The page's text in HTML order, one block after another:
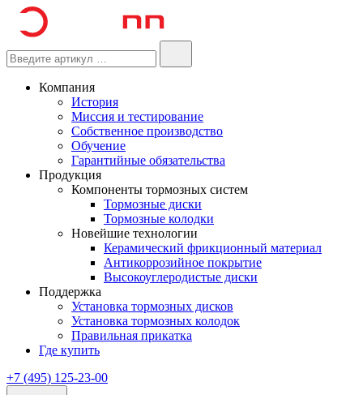
Компания
История
Миссия и тестирование
Собственное производство
Обучение
Гарантийные обязательства
Продукция
Компоненты тормозных систем
Тормозные диски
Тормозные колодки
Новейшие технологии
Керамический фрикционный материал
Антикоррозийное покрытие
Высокоуглеродистые диски
Поддержка
Установка тормозных дисков
Установка тормозных колодок
Правильная прикатка
Где купить
+7 (495) 125-23-00